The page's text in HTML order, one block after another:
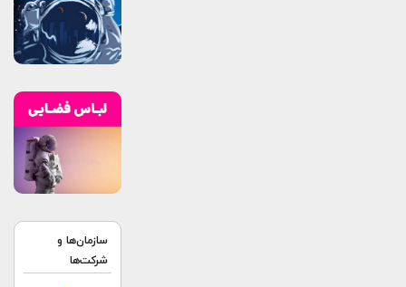
سازمان‌ها و
شرکت‌ها